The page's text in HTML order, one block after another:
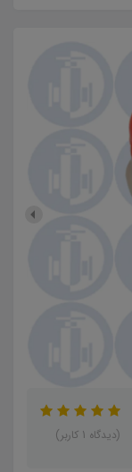
(دیدگاه 1 کاربر)